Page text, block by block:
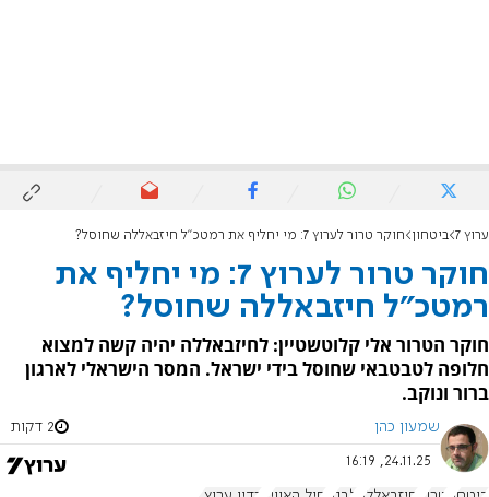
ערוץ 7 ביטחון חוקר טרור לערוץ 7: מי יחליף את רמטכ"ל חיזבאללה שחוסל?
חוקר טרור לערוץ 7: מי יחליף את
רמטכ"ל חיזבאללה שחוסל?
חוקר הטרור אלי קלוטשטיין: לחיזבאללה יהיה קשה למצוא
חלופה לטבטבאי שחוסל בידי ישראל. המסר הישראלי לארגון
ברור ונוקב.
שמעון כהן 2 דקות
24.11.25, 16:19